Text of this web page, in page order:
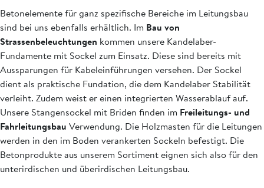
Betonelemente für ganz spezifische Bereiche im Leitungsbau
sind bei uns ebenfalls erhältlich. Im Bau von
Strassenbeleuchtungen kommen unsere Kandelaber-
Fundamente mit Sockel zum Einsatz. Diese sind bereits mit
Aussparungen für Kabeleinführungen versehen. Der Sockel
dient als praktische Fundation, die dem Kandelaber Stabilität
verleiht. Zudem weist er einen integrierten Wasserablauf auf.
Unsere Stangensockel mit Briden finden im Freileitungs- und
Fahrleitungsbau Verwendung. Die Holzmasten für die Leitungen
werden in den im Boden verankerten Sockeln befestigt. Die
Betonprodukte aus unserem Sortiment eignen sich also für den
unterirdischen und überirdischen Leitungsbau.